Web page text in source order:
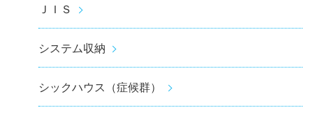
ＪＩＳ
システム収納
シックハウス（症候群）